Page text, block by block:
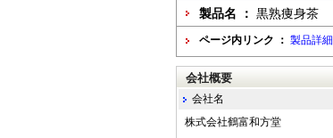
製品名 ： 黒熟痩身茶
ページ内リンク ： 製品詳細
会社概要
会社名
株式会社鶴富和方堂